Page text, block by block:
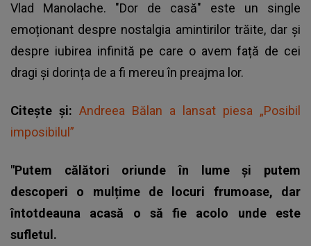
Vlad Manolache. "Dor de casă" este un single
emoționant despre nostalgia amintirilor trăite, dar și
despre iubirea infinită pe care o avem față de cei
dragi și dorința de a fi mereu în preajma lor.
Citește și: Andreea Bălan a lansat piesa „Posibil
imposibilul”
"Putem călători oriunde în lume și putem
descoperi o mulțime de locuri frumoase, dar
întotdeauna acasă o să fie acolo unde este
sufletul.